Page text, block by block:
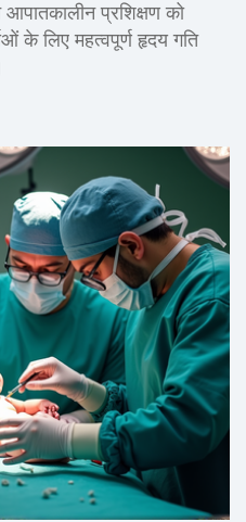
प्रशिक्षण को
के लिए महत्वपूर्ण हृदय गति